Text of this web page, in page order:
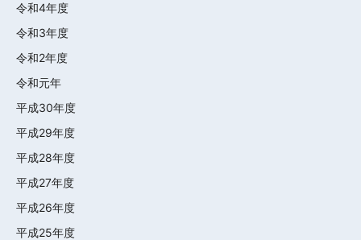
令和4年度
令和3年度
令和2年度
令和元年
平成30年度
平成29年度
平成28年度
平成27年度
平成26年度
平成25年度